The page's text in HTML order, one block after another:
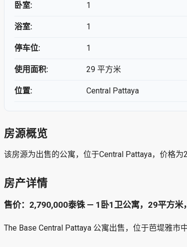
卧室: 1
浴室: 1
停车位: 1
使用面积: 29 平方米
位置: Central Pattaya
房源概览
该房源为出售的公寓，位于Central Pattaya，价格
房产详情
售价：2,790,000泰铢 — 1卧1卫公寓，29平方米
The Base Central Pattaya 公寓出售，位于芭堤雅市